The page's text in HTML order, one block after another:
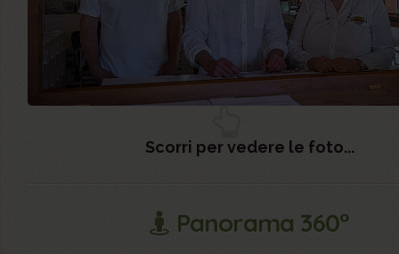
Scorri per vedere le foto...
Panorama 360°